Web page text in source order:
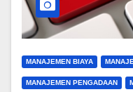
MANAJEMEN BIAYA
MANAJEMEN PENGADAAN